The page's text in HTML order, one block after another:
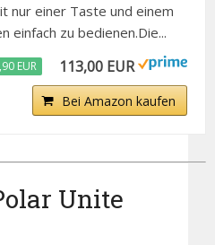
nur einer Taste und einem
einfach zu bedienen.Die...
EUR 113,00 EUR
Bei Amazon kaufen
Unite